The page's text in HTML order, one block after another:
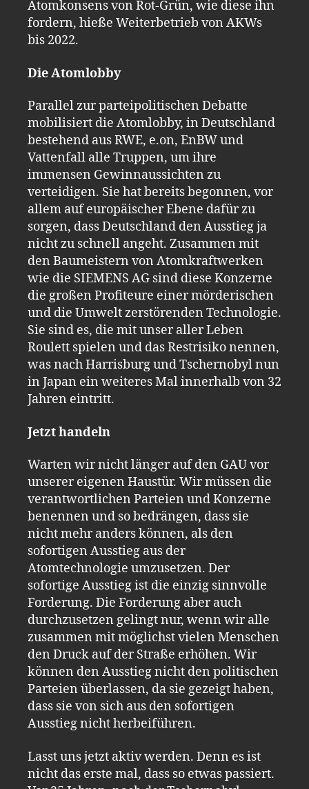
Atomkonsens von Rot-Grün, wie diese ihn
fordern, hieße Weiterbetrieb von AKWs
bis 2022.
Die Atomlobby
Parallel zur parteipolitischen Debatte
mobilisiert die Atomlobby, in Deutschland
bestehend aus RWE, e.on, EnBW und
Vattenfall alle Truppen, um ihre
immensen Gewinnaussichten zu
verteidigen. Sie hat bereits begonnen, vor
allem auf europäischer Ebene dafür zu
sorgen, dass Deutschland den Ausstieg ja
nicht zu schnell angeht. Zusammen mit
den Baumeistern von Atomkraftwerken
wie die SIEMENS AG sind diese Konzerne
die großen Profiteure einer mörderischen
und die Umwelt zerstörenden Technologie.
Sie sind es, die mit unser aller Leben
Roulett spielen und das Restrisiko nennen,
was nach Harrisburg und Tschernobyl nun
in Japan ein weiteres Mal innerhalb von 32
Jahren eintritt.
Jetzt handeln
Warten wir nicht länger auf den GAU vor
unserer eigenen Haustür. Wir müssen die
verantwortlichen Parteien und Konzerne
benennen und so bedrängen, dass sie
nicht mehr anders können, als den
sofortigen Ausstieg aus der
Atomtechnologie umzusetzen. Der
sofortige Ausstieg ist die einzig sinnvolle
Forderung. Die Forderung aber auch
durchzusetzen gelingt nur, wenn wir alle
zusammen mit möglichst vielen Menschen
den Druck auf der Straße erhöhen. Wir
können den Ausstieg nicht den politischen
Parteien überlassen, da sie gezeigt haben,
dass sie von sich aus den sofortigen
Ausstieg nicht herbeiführen.
Lasst uns jetzt aktiv werden. Denn es ist
nicht das erste mal, dass so etwas passiert.